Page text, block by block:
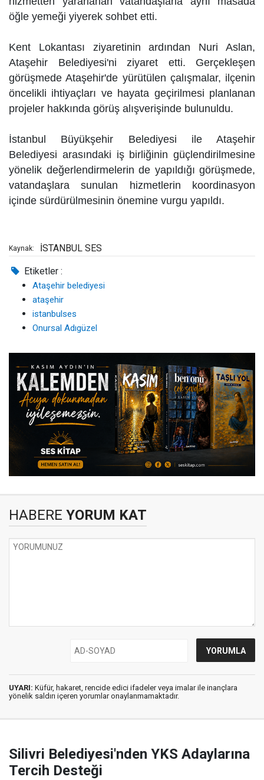
öğle yemeği yiyerek sohbet etti.
Kent Lokantası ziyaretinin ardından Nuri Aslan,
Ataşehir Belediyesi'ni ziyaret etti. Gerçekleşen
görüşmede Ataşehir'de yürütülen çalışmalar, ilçenin
öncelikli ihtiyaçları ve hayata geçirilmesi planlanan
projeler hakkında görüş alışverişinde bulunuldu.
İstanbul Büyükşehir Belediyesi ile Ataşehir
Belediyesi arasındaki iş birliğinin güçlendirilmesine
yönelik değerlendirmelerin de yapıldığı görüşmede,
vatandaşlara sunulan hizmetlerin koordinasyon
içinde sürdürülmesinin önemine vurgu yapıldı.
Kaynak: İSTANBUL SES
Etiketler :
Ataşehir belediyesi
ataşehir
istanbulses
Onursal Adıgüzel
HABERE YORUM KAT
UYARI: Küfür, hakaret, rencide edici ifadeler veya imalar ile inançlara
yönelik saldırı içeren yorumlar onaylanmamaktadır.
Silivri Belediyesi'nden YKS Adaylarına
Tercih Desteği